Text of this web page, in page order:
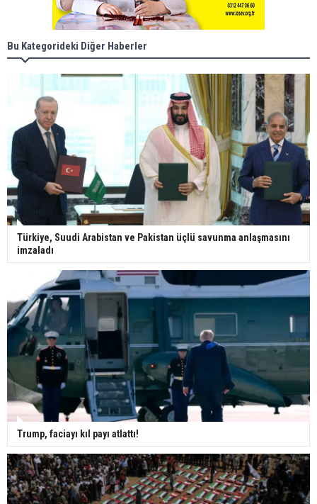
Bu Kategorideki Diğer Haberler
Türkiye, Suudi Arabistan ve Pakistan üçlü savunma anlaşmasını
imzaladı
Trump, faciayı kıl payı atlattı!